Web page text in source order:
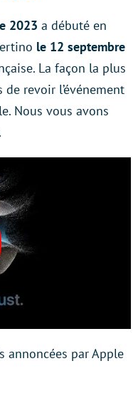
2023 a débuté en
le 12 septembre
La façon la plus
revoir l’événement
Nous vous avons
.
annoncées par Apple